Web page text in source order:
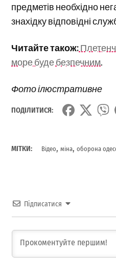
предметів необхідно
знахідку відповідні
Читайте також:
море буде безпечним.
Фото ілюстративне
ПОДІЛИТИСЯ:
МІТКИ: Відео,міна,оборона
Підписатися